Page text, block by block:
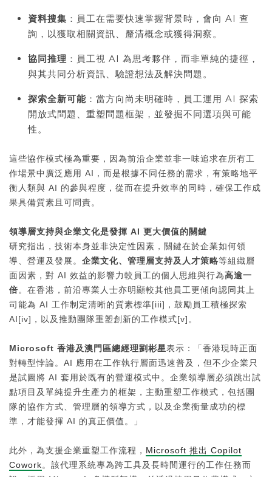
資料搜集 ：員工在需要快速掌握背景時，會向 AI 查
詢，以獲取相關資訊、釐清概念或獲得洞察。
協同推理 ：員工視 AI 為思考夥伴，而非單純的捷徑，
與其共同分析資訊、驗證想法及解決問題。
探索全新可能 ：當方向尚未明確時，員工運用 AI 探索
開放式問題、重塑問題框架，並發掘不同選項與可能
性。
這些協作模式極為重要，因為前沿企業並非一味追求在所有工
作場景中廣泛應用 AI，而是根據不同任務的需求，有策略地平
衡人類與 AI 的參與程度，從而在提升效率的同時，確保工作成
果具備質素且可問責。
領導層支持與企業文化是發揮 AI 更大價值的關鍵
研究指出，技術本身並非決定性因素，關鍵在於企業如何領
導、營運及發展。 企業文化、管理層支持及人才策略等組織層
面因素，對 AI 效益的影響力較員工的個人思維與行為高逾一
倍。在香港，前沿專業人士亦明顯較其他員工更傾向認同其上
司能為 AI 工作制定清晰的質素標準[iii]，鼓勵員工積極探索
AI[iv]，以及推動團隊重塑創新的工作模式[v]。
Microsoft 香港及澳門區總經理劉彬星表示：「香港現時正面
對轉型悖論。AI 應用在工作執行層面迅速普及，但不少企業只
是試圖將 AI 套用於既有的營運模式中。企業領導層必須跳出試
點項目及單純提升生產力的框架，主動重塑工作模式，包括團
隊的協作方式、管理層的領導方式，以及企業衡量成功的標
準，才能發揮 AI 的真正價值。」
此外，為支援企業重塑工作流程， Microsoft 推出 Copilot
Cowork。該代理系統專為跨工具及長時間運行的工作任務而